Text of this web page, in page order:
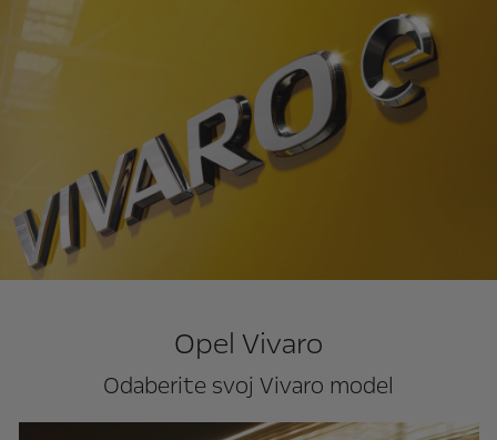
Opel Vivaro
Odaberite svoj Vivaro model